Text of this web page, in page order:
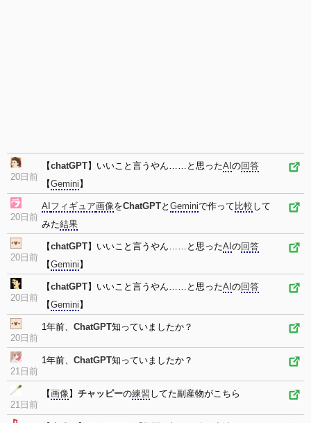
20日前
【chatGPT】いいこと言うやん……と思ったAI の回答
【Gemini 】
20日前
AI フィギュア画像をChatGPTと Geminiで作って 比較 して
みた結果
20日前
【chatGPT】いいこと言うやん……と思ったAI の回答
【Gemini 】
20日前
【chatGPT】いいこと言うやん……と思ったAI の回答
【Gemini 】
20日前
1年前、 ChatGPT知っていましたか？
21日前
1年前、 ChatGPT知っていましたか？
21日前
【画像】 チャッピーの練習 してた副産物がこちら